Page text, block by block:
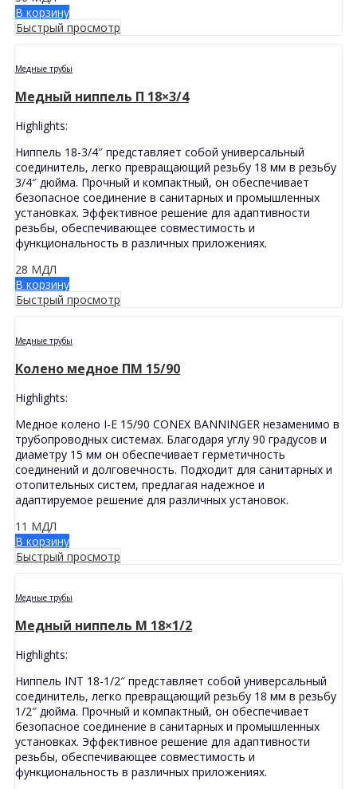
В корзину
Быстрый просмотр
Медные трубы
Медный ниппель П 18×3/4
Highlights:
Ниппель 18-3/4″ представляет собой универсальный
соединитель, легко превращающий резьбу 18 мм в резьбу
3/4″ дюйма. Прочный и компактный, он обеспечивает
безопасное соединение в санитарных и промышленных
установках. Эффективное решение для адаптивности
резьбы, обеспечивающее совместимость и
функциональность в различных приложениях.
28 МДЛ
В корзину
Быстрый просмотр
Медные трубы
Колено медное ПМ 15/90
Highlights:
Медное колено I-E 15/90 CONEX BANNINGER незаменимо в
трубопроводных системах. Благодаря углу 90 градусов и
диаметру 15 мм он обеспечивает герметичность
соединений и долговечность. Подходит для санитарных и
отопительных систем, предлагая надежное и
адаптируемое решение для различных установок.
11 МДЛ
В корзину
Быстрый просмотр
Медные трубы
Медный ниппель M 18×1/2
Highlights:
Ниппель INT 18-1/2″ представляет собой универсальный
соединитель, легко превращающий резьбу 18 мм в резьбу
1/2″ дюйма. Прочный и компактный, он обеспечивает
безопасное соединение в санитарных и промышленных
установках. Эффективное решение для адаптивности
резьбы, обеспечивающее совместимость и
функциональность в различных приложениях.